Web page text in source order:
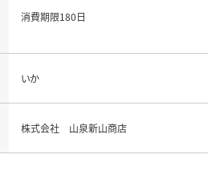
消費期限180日
いか
株式会社 山泉新山商店